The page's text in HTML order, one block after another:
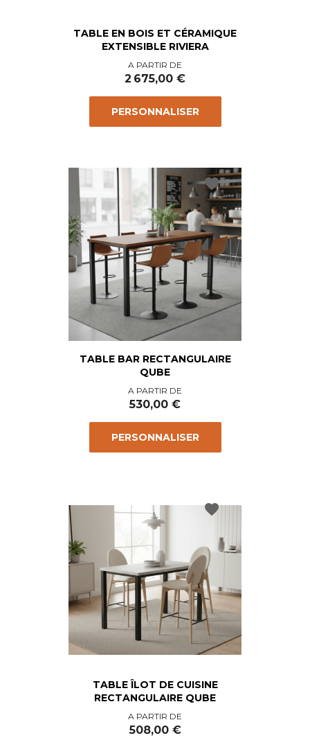
TABLE EN BOIS ET CÉRAMIQUE
EXTENSIBLE RIVIERA
Prix
A PARTIR DE
2 675,00 €
PERSONNALISER
TABLE BAR RECTANGULAIRE
QUBE
Prix
A PARTIR DE
530,00 €
PERSONNALISER
favorite
TABLE ÎLOT DE CUISINE
RECTANGULAIRE QUBE
Prix
A PARTIR DE
508,00 €
favorite